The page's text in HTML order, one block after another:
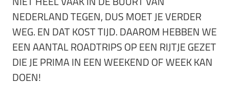
NEDERLAND TEGEN, DUS MOET JE VERDER
WEG. EN DAT KOST TIJD. DAAROM HEBBEN WE
EEN AANTAL ROADTRIPS OP EEN RIJTJE GEZET
DIE JE PRIMA IN EEN WEEKEND OF WEEK KAN
DOEN!